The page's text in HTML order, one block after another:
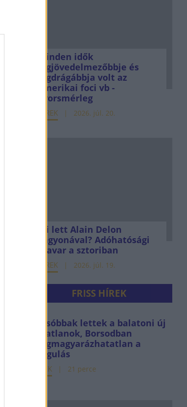
Minden idők
legjövedelmezőbbje és
legdrágábbja volt az
amerikai foci vb -
gyorsmérleg
HÍREK 2026. júl. 20.
Mi lett Alain Delon
vagyonával? Adóhatósági
csavar a sztoriban
HÍREK 2026. júl. 19.
FRISS HÍREK
Olcsóbbak lettek a balatoni új
ingatlanok, Borsodban
megmagyarázhatatlan a
drágulás
HÍREK 21 perce